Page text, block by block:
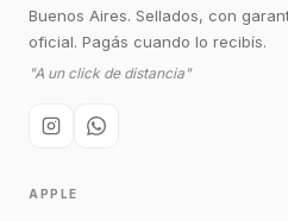
Buenos Aires. Sellados, con
oficial. Pagás cuando lo recibís.
"A un click de distancia"
APPLE